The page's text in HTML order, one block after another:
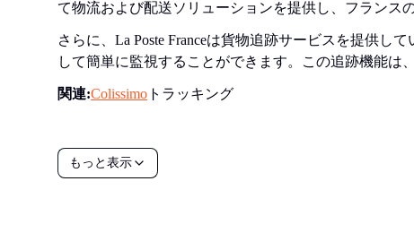
て物流および配送ソリューションを提供し、フランス
さらに、La Poste Franceは貨物追跡サービスを提供し
して簡単に監視することができます。この追跡機能
関連:Colissimo トラッキング
もっと表示